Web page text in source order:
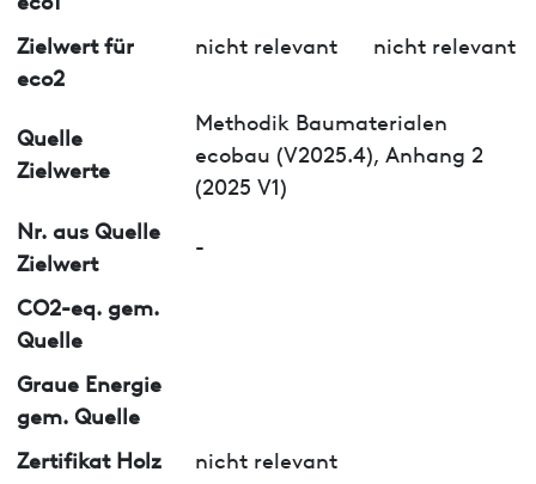
Zielwert für
eco2
nicht relevant nicht relevant
Quelle
Zielwerte
Methodik Baumaterialen
ecobau (V2025.4), Anhang 2
(2025 V1)
Nr. aus Quelle
Zielwert
-
CO2-eq. gem.
Quelle
Graue Energie
gem. Quelle
Zertifikat Holz
nicht relevant